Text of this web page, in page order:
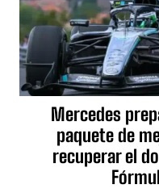
Mercedes
paquete de
recuperar el